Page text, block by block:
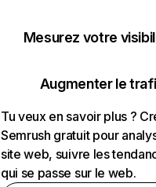
Mesurez votre
Augmenter le
Tu veux en savoir plus ?
Semrush gratuit pour
site web, suivre les
qui se passe sur le web.